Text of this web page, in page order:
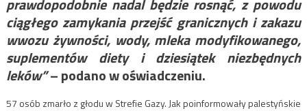
prawdopodobnie nadal będzie rosnąć, z powodu
ciągłego zamykania przejść granicznych i zakazu
wwozu żywności, wody, mleka modyfikowanego,
suplementów diety i dziesiątek niezbędnych
leków”– podano w oświadczeniu.
57 osób zmarło z głodu w Strefie Gazy. Jak poinformowały palestyńskie